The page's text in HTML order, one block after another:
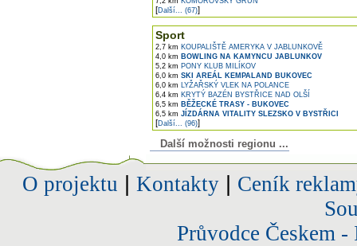
[Další... (67)]
Sport
2,7 km KOUPALIŠTĚ AMERYKA V JABLUNKOVĚ
4,0 km BOWLING NA KAMYNCU JABLUNKOV
5,2 km PONY KLUB MILÍKOV
6,0 km SKI AREÁL KEMPALAND BUKOVEC
6,0 km LYŽAŘSKÝ VLEK NA POLANCE
6,4 km KRYTÝ BAZÉN BYSTŘICE NAD OLŠÍ
6,5 km BĚŽECKÉ TRASY - BUKOVEC
6,5 km JÍZDÁRNA VITALITY SLEZSKO V BYSTŘICI
[Další... (96)]
Další možnosti regionu ...
O projektu Kontakty| Ceník
Průvodce Českem